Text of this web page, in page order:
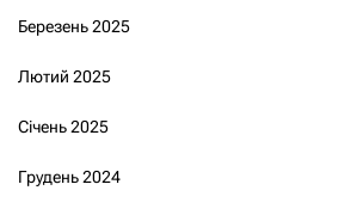
Березень 2025
Лютий 2025
Січень 2025
Грудень 2024